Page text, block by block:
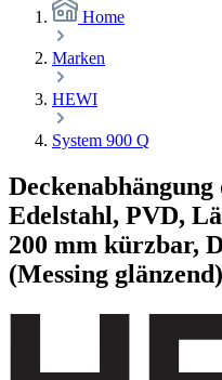
Home
Marken
HEWI
System 900 Q
Deckenabhängung
Edelstahl, PVD,
200 mm kürzbar,
(Messing glänzend)